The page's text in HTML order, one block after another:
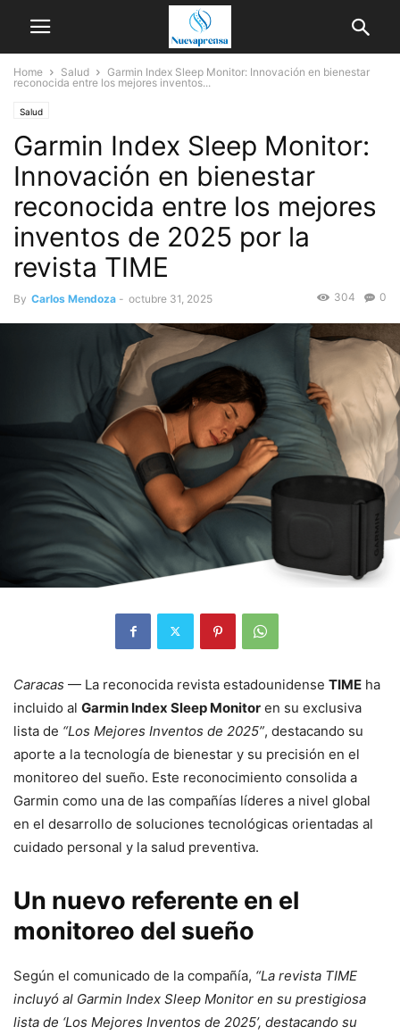
Home Salud
Garmin Index Sleep Monitor: Innovación en bienestar
reconocida entre los mejores inventos...
Salud
Garmin Index Sleep Monitor:
Innovación en bienestar
reconocida entre los mejores
inventos de 2025 por la
revista TIME
By Carlos Mendoza - octubre 31, 2025 0
304
Caracas — La reconocida revista estadounidense TIME ha
incluido al Garmin Index Sleep Monitor en su exclusiva
lista de “Los Mejores Inventos de 2025”, destacando su
aporte a la tecnología de bienestar y su precisión en el
monitoreo del sueño. Este reconocimiento consolida a
Garmin como una de las compañías líderes a nivel global
en el desarrollo de soluciones tecnológicas orientadas al
cuidado personal y la salud preventiva.
Un nuevo referente en el
monitoreo del sueño
Según el comunicado de la compañía, “La revista TIME
incluyó al Garmin Index Sleep Monitor en su prestigiosa
lista de ‘Los Mejores Inventos de 2025’, destacando su